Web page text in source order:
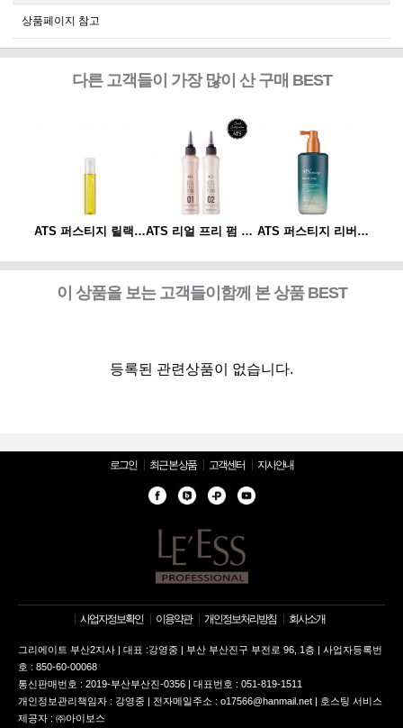
상품페이지 참고
다른 고객들이 가장 많이 산 구매 BEST
ATS 퍼스티지 릴랙싱 스파오일 10ml ATS 리얼 프리 펌 1제/2제 ATS 퍼스티지 리버시 토닉 140ml
이 상품을 보는 고객들이함께 본 상품 BEST
등록된 관련상품이 없습니다.
로그인 최근 본 상품 고객센터 지사안내
사업자정보확인 이용약관 개인정보처리방침 회사소개
그리에이트 부산2지사 | 대표 :강영중 | 부산 부산진구 부전로 96, 1층 | 사업자등록번
호 : 850-60-00068
통신판매번호 : 2019-부산부산진-0356 | 대표번호 : 051-819-1511
개인정보관리책임자 : 강영중 | 전자메일주소 : o17566@hanmail.net | 호스팅 서비스
제공자 : ㈜아이보스